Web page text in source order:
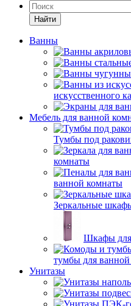
Найти
Ванны
искусственного
Мебель для ванной
Тумбы под
комнаты
ванной комнаты
Зеркальные
Шкафы
тумбы для
Унитазы